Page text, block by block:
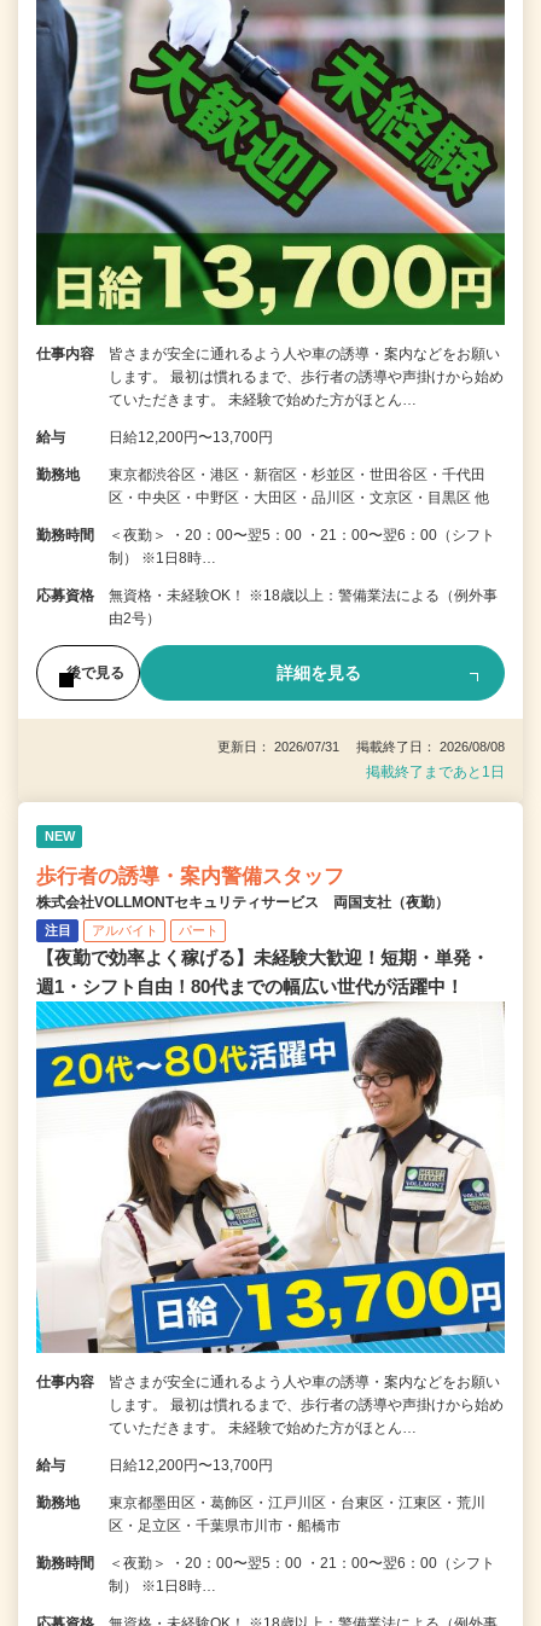
仕事内容
皆さまが安全に通れるよう人や車の誘導・案内などをお願い
します。 最初は慣れるまで、歩行者の誘導や声掛けから始め
ていただきます。 未経験で始めた方がほとん…
給与 日給12,200円〜13,700円
勤務地
東京都渋谷区・港区・新宿区・杉並区・世田谷区・千代田
区・中央区・中野区・大田区・品川区・文京区・目黒区 他
勤務時間
＜夜勤＞ ・20：00〜翌5：00 ・21：00〜翌6：00（シフト
制） ※1日8時…
応募資格
無資格・未経験OK！ ※18歳以上：警備業法による（例外事
由2号）
後で見る 詳細を見る
更新日： 2026/07/31 掲載終了日： 2026/08/08
掲載終了まであと1日
NEW
歩行者の誘導・案内警備スタッフ
株式会社VOLLMONTセキュリティサービス 両国支社（夜勤）
注目 アルバイト パート
【夜勤で効率よく稼げる】未経験大歓迎！短期・単発・
週1・シフト自由！80代までの幅広い世代が活躍中！
仕事内容
皆さまが安全に通れるよう人や車の誘導・案内などをお願い
します。 最初は慣れるまで、歩行者の誘導や声掛けから始め
ていただきます。 未経験で始めた方がほとん…
給与 日給12,200円〜13,700円
勤務地
東京都墨田区・葛飾区・江戸川区・台東区・江東区・荒川
区・足立区・千葉県市川市・船橋市
勤務時間
＜夜勤＞ ・20：00〜翌5：00 ・21：00〜翌6：00（シフト
制） ※1日8時…